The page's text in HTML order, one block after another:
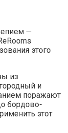
—
этого
из
и
поражают
бордово-
этот